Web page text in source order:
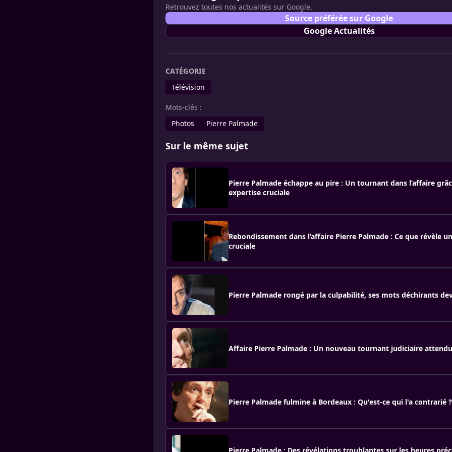
Retrouvez toutes nos actualités sur Google.
Source préférée sur Google
Google Actualités
CATÉGORIE
Télévision
Mots-clés :
Photos
Pierre Palmade
Sur le même sujet
Pierre Palmade échappe au pire : Un tournant dans l’affaire
expertise cruciale
Rebondissement dans l’affaire Pierre Palmade : Ce que révèle
cruciale
Pierre Palmade rongé par la culpabilité, ses mots déchirants
Affaire Pierre Palmade : Un nouveau tournant judiciaire
Pierre Palmade fulmine à Bordeaux : Qu'est-ce qui l'a contrarié ?